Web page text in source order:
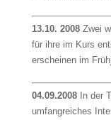
13.10. 2008Zwei
für ihre im Kurs
erscheinen im
04.09.2008In der
umfangreiches